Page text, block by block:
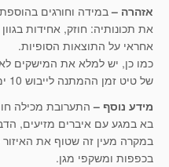
אזהרה –במידה וחורגים
את תכונותיה: חוזק, אחידות
אחראי על התוצאות הסופיות.
כמו כן, יש למלא את המישקים
של טיט זמן ההמתנה לייבוש 10 ימים.
מידע נוסף – התערובת מכילה
בא במגע עם איברים מזיעים,
במקרה מעין זה שטוף את
בכפפות ומשקפי מגן.